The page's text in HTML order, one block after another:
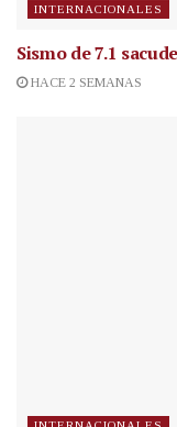
INTERNACIONALES
Sismo de 7.1
HACE 2 SEMANAS